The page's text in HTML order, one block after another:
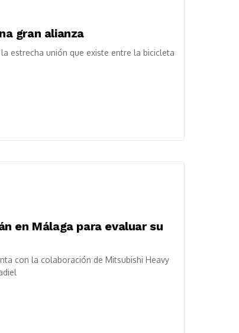
gran alianza
la estrecha unión que existe entre la bicicleta
en Málaga para evaluar su
con la colaboración de Mitsubishi Heavy